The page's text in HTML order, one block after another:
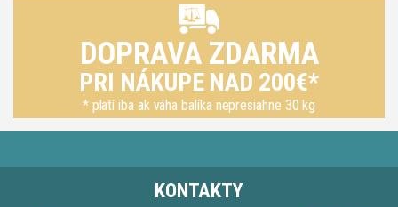
DOPRAVA ZDARMA
PRI NÁKUPE NAD 200€*
* platí iba ak váha balíka nepresiahne 30 kg
KONTAKTY